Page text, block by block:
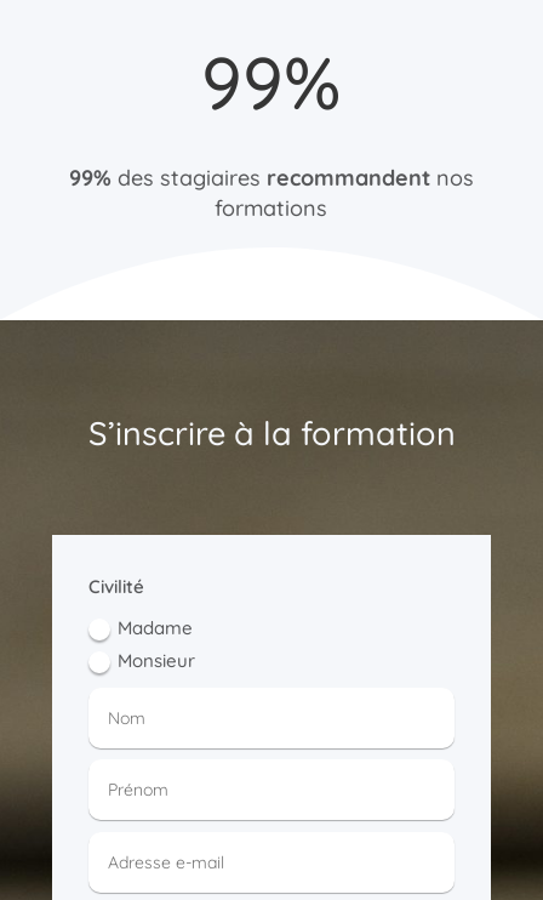
99%
99% des stagiaires recommandentnos
formations
S’inscrire à la formation
Civilité
Madame
Monsieur